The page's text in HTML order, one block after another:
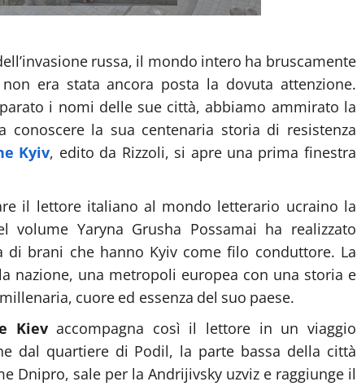
russa, il mondo intero ha bruscamente
era stata ancora posta la dovuta attenzione.
i nomi delle sue città, abbiamo ammirato la
la sua centenaria storia di resistenza
Kyiv, edito da Rizzoli, si apre una prima finestra
il lettore italiano al mondo letterario ucraino la
volume Yaryna Grusha Possamai ha realizzato
di brani che hanno Kyiv come filo conduttore. La
nazione, una metropoli europea con una storia e
cuore ed essenza del suo paese.
Kievaccompagna così il lettore in un viaggio
dal quartiere di Podil, la parte bassa della città
Dnipro, sale per la Andrijivsky uzviz e raggiunge il